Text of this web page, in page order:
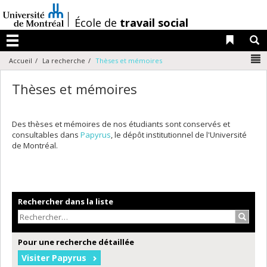
au
contenu
/École de travail social
Menu
Liens
Accueil La recherche Thèses et mémoires
Thèses et mémoires
Des thèses et mémoires de nos étudiants sont conservés et
consultables dans Papyrus, le dépôt institutionnel de l'Université
de Montréal.
Rechercher dans la liste
Pour une recherche détaillée
Visiter Papyrus